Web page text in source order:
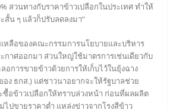
สวนทางกับราคาข้าวเปลือกในประเทศ ทำให้
สั้น ๆ แล้วก็ปรับลดลงมา”
หลือของคณะกรรมการนโยบายและบริหาร
กาศออกมา ส่วนใหญ่ใช้มาตรการเช่นเดียวกับ
อการขายข้าวด้วยการให้เก็บไว้ในยุ้งฉาง
ง ธกส.) แต่ชาวนาอยากจะให้รัฐบาลช่วย
อข้าวเปลือกให้ทราบล่วงหน้า ก่อนที่ผลผลิต
ไปขายราคาต่ำ แหล่งข่าวจากโรงสีข้าว